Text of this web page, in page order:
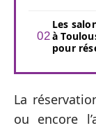
Les
à
pour
La
ou encore